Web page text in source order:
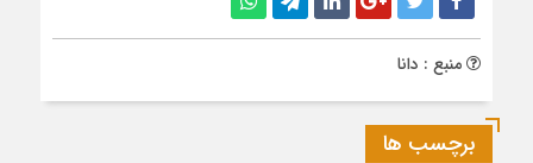
منبع : دانا
برچسب ها